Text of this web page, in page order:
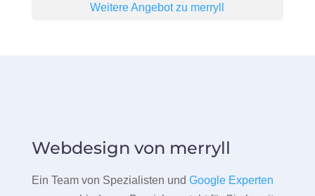
Weitere Angebot zu merryll
Webdesign von merryll
Ein Team von Spezialisten und Google Experten